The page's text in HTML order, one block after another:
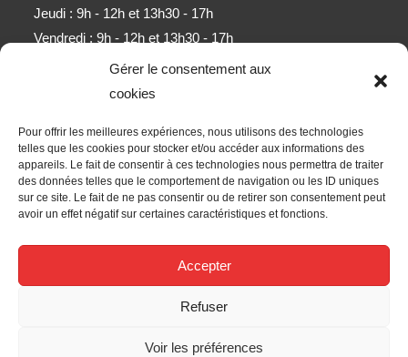
Gérer le consentement aux
cookies
Pour offrir les meilleures expériences, nous utilisons des technologies
telles que les cookies pour stocker et/ou accéder aux informations des
appareils. Le fait de consentir à ces technologies nous permettra de traiter
des données telles que le comportement de navigation ou les ID uniques
sur ce site. Le fait de ne pas consentir ou de retirer son consentement peut
avoir un effet négatif sur certaines caractéristiques et fonctions.
Accepter
Refuser
Voir les préférences
Jeudi : 9h - 12h et 13h30 - 17h
Vendredi : 9h - 12h et 13h30 - 17h
Samedi : 9h - 11h (sauf mois d'août)
Obtenez l’ensemble des derniers contenus par e-mail.
ALLER